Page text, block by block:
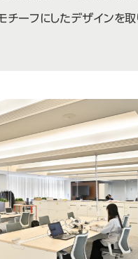
チーフにしたデザインを取